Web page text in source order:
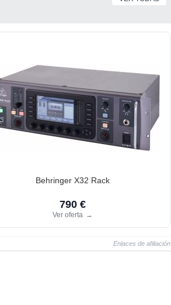
Behringer X32 Rack
790 €
Ver oferta →
Enlaces de afiliación